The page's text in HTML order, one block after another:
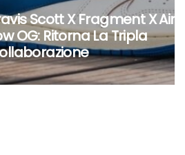
X Air Jordan 1
La Tripla